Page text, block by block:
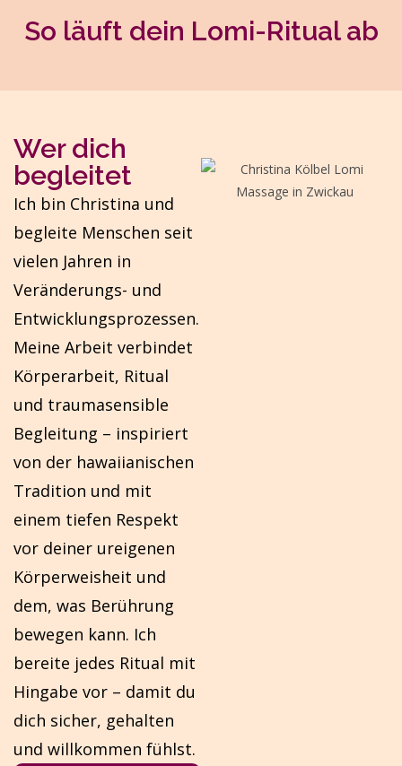
So läuft dein Lomi-Ritual ab
Wer dich
begleitet
Ich bin Christina und
begleite Menschen seit
vielen Jahren in
Veränderungs- und
Entwicklungsprozessen.
Meine Arbeit verbindet
Körperarbeit, Ritual
und traumasensible
Begleitung – inspiriert
von der hawaiianischen
Tradition und mit
einem tiefen Respekt
vor deiner ureigenen
Körperweisheit und
dem, was Berührung
bewegen kann. Ich
bereite jedes Ritual mit
Hingabe vor – damit du
dich sicher, gehalten
und willkommen fühlst.